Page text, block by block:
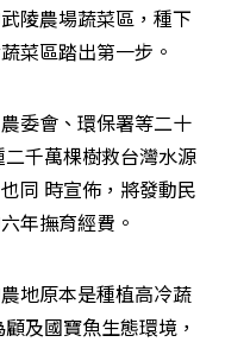
陵農場蔬菜區，種下
菜區踏出第一步。
委會、環保署等二十
千萬棵樹救台灣水源
同 時宣佈，將發動民
年撫育經費。
地原本是種植高冷蔬
及國寶魚生態環境，